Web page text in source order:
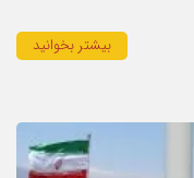
بیشتر بخوانید